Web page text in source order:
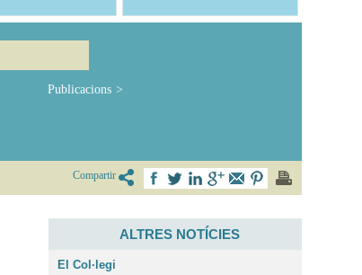
Publicacions
Compartir
ALTRES NOTÍCIES
El Col·legi